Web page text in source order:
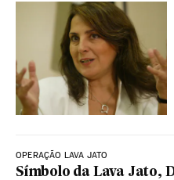
OPERAÇÃO LAVA JATO
Símbolo da Lava Jato,